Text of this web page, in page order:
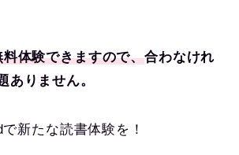
体験できますので、合わなけれ
ありません。
新たな読書体験を！